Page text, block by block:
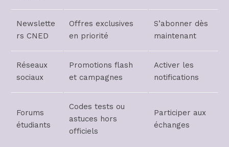
Newslette
rs CNED
Offres exclusives
en priorité
S’abonner dès
maintenant
Réseaux
sociaux
Promotions flash
et campagnes
Activer les
notifications
Forums
étudiants
Codes tests ou
astuces hors
officiels
Participer aux
échanges